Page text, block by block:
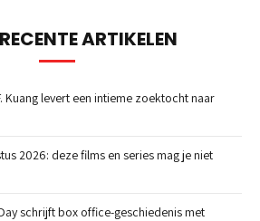
ARTIKELEN
Kuang levert een intieme zoektocht naar
2026: deze films en series mag je niet
schrijft box office-geschiedenis met